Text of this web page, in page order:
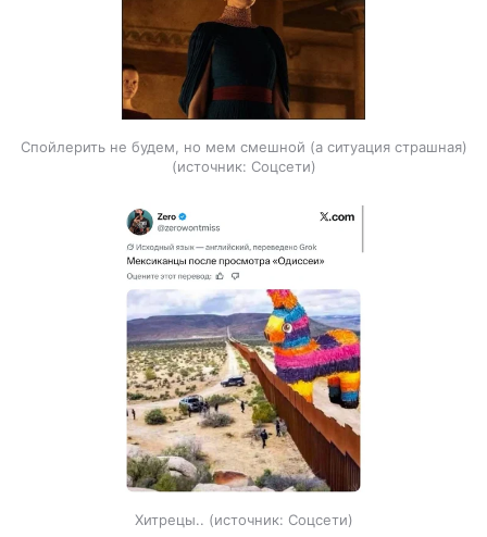
Спойлерить не будем, но мем смешной (а ситуация страшная)
источник: Соцсети
Хитрецы.. источник: Соцсети